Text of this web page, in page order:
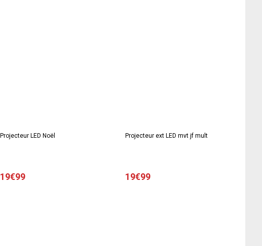
Projecteur LED Noël
19€99
Projecteur ext LED mvt jf mult
19€99